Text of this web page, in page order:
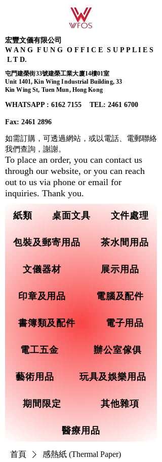
宏豐文儀有限公司
W A N G F U N G O F F I C E S U P P L I E S
L T D.
屯門建榮街33號建榮工業大廈14樓01室
Unit 1401, Kin Wing Industrial Building, 33
Kin Wing St, Tuen Mun, Hong Kong
WHATSAPP : 6162 7155​ TEL: 2461 6700
Fax: 2461 2896
紙類 桌面文具 文件處理
包裝及郵寄用品 茶水間用品
文儀器材 展示用品
印章及用品 電腦及配件
書簿類及配件 電子用品
電工五金 辦公室傢俱
藝術用品 玩具及娛樂用品
期間限定 其他雜項
醫療用品
如需訂購，可透過網站，或以電話、電郵聯絡
我們查詢， 謝謝。
To place an order, you can contact us
through our website, or you can reach
out to us via phone or email for
inquiries. Thank you.
首頁 感熱紙 (Thermal Paper)